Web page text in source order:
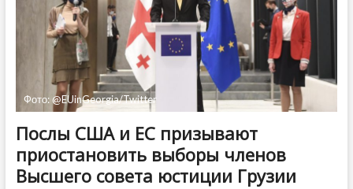
Фото: @EUinGeorgia/Twitter
Послы США и ЕС призывают
приостановить выборы членов
Высшего совета юстиции Грузии